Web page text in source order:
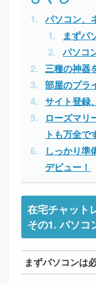
パソコン、
まずパ
パソコ
三種の神器
部屋のプラ
サイト登録
ローズマリ
トも万全で
しっかり準
デビュー！
在宅チャット
その1. パソコ
まずパソコンは